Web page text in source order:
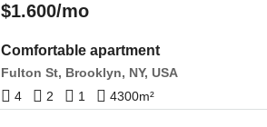
$1.600/mo
Comfortable apartment
Fulton St, Brooklyn, NY, USA
4
2 1 4300m²